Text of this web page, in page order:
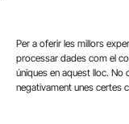
Per a oferir les millors
processar dades com el
úniques en aquest lloc.
negativament unes certes